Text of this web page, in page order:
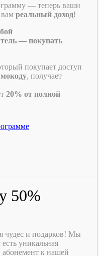
— теперь ваши
реальный доход!
— покупать
покупает доступ
, получает
20% от полной
50%
чудес и подарков! Мы
уникальная
к нашей